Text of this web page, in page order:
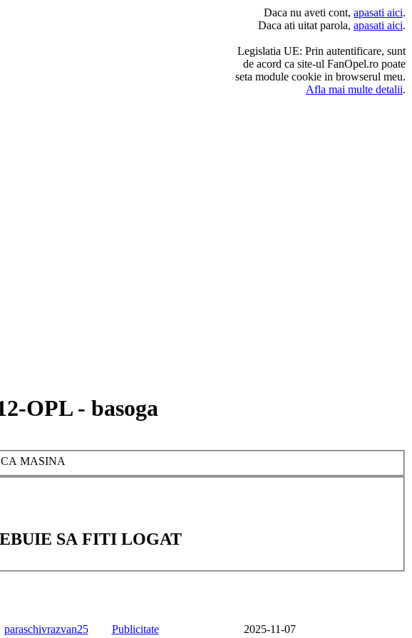
Daca nu aveti cont, apasati aici.
Daca ati uitat parola, apasati aici.
Legislatia UE: Prin autentificare, sunt
de acord ca site-ul FanOpel.ro poate
seta module cookie in browserul meu.
Afla mai multe detalii.
OPL - basoga
MASINA
SA FITI LOGAT
paraschivrazvan25 Publicitate 2025-11-07